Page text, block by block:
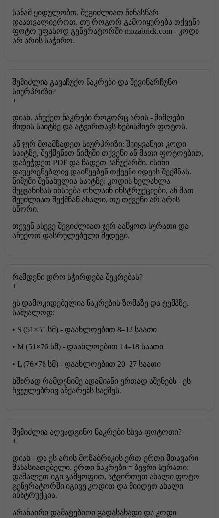
სანამ ყიდულობთ, შეგიძლიათ წინასწარ
დაათვალიეროთ, თუ როგორ გამოიყურება თქვენი
ფოტო უფასოდ გენერატორში mozabrick.com - კოდი
არ არის საჭირო.
შემიძლია გავაჩუქო ნაკრები და შევინარჩუნო
სიურპრიზი?
დიახ. აჩუქეთ ნაკრები როგორც არის - მიმღები
მიდის საიტზე და ატვირთავს ნებისმიერ ფოტოს.
ან ჯერ მოამზადეთ სიურპრიზი: შეიყვანეთ კოდი
საიტზე, შექმენით ნიმუში თქვენი ან მათი ფოტოებით,
დაბეჭდეთ PDF და ჩადეთ საჩუქარში. ისინი
დაუყოვნებლივ დაიწყებენ თქვენი იდეის შექმნას.
ნიმუში შენახულია საიტზე: კოდის ხელახლა
შეყვანისას იხსნება ონლაინ ინსტრუქციები, ან მათ
შეუძლიათ შექმნან ახალი, თუ თქვენი არ არის
სწორი.
თქვენ ასევე შეგიძლიათ ჯერ ააწყოთ სურათი და
აჩუქოთ დასრულებული შედეგი.
რამდენი დრო სჭირდება შეკრებას?
ეს დამოკიდებულია ნაკრების ზომაზე და ტემპზე.
საშუალოდ:
• S (51×51 სმ) - დაახლოებით 8–12 საათი
• M (51×76 სმ) - დაახლოებით 14–18 საათი
• L (76×76 სმ) - დაახლოებით 20–27 საათი
ხშირად რამდენიმე ადამიანი ერთად აშენებს - ეს
ჩვეულებრივ აჩქარებს საქმეს.
შემიძლია აღვადგინო ნაკრები სხვა ფოტოთი?
დიახ - და ეს არის მოზაბრიკის ერთ-ერთი მთავარი
მახასიათებელი. ერთი ნაკრები = ბევრი სურათი:
დაშალეთ იგი გამყოფით, ატვირთეთ ახალი ფოტო
გენერატორში იგივე კოდით და მიიღეთ ახალი
ინსტრუქცია.
არანაირი დამატებითი გადასახადი და კოდი